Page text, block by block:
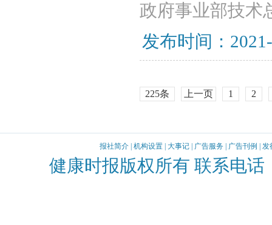
政府事业部技术
发布时间：
225条 上一页 1 2
报社简介 机构设置 大事记 广告服务 广告刊例 发
健康时报版权所有 联系电话